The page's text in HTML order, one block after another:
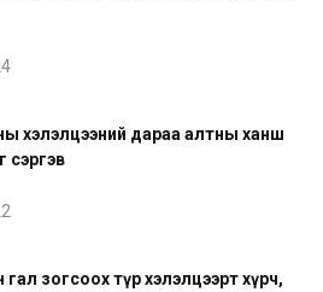
хэлэлцээний дараа алтны ханш
сэргэв
зогсоох түр хэлэлцээрт хүрч,